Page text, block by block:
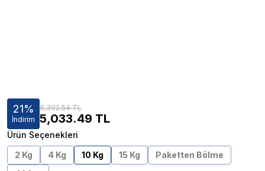
21%
İndirim
6,392.54 TL
5,033.49 TL
Ürün Seçenekleri
2 Kg
4 Kg 10 Kg 15 Kg
Paketten Bölme